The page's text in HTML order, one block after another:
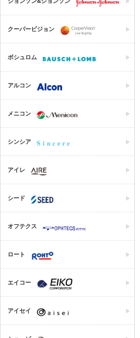
クーパービジョン
ボシュロム
アルコン
メニコン
シンシア
アイレ
シード
オフテクス
ロート
エイコー
アイセイ